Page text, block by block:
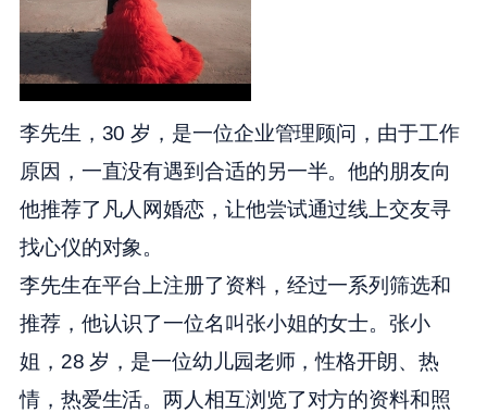
李先生，30 岁，是一位企业管理顾问，由于工作
原因，一直没有遇到合适的另一半。他的朋友向
他推荐了凡人网婚恋，让他尝试通过线上交友寻
找心仪的对象。
李先生在平台上注册了资料，经过一系列筛选和
推荐，他认识了一位名叫张小姐的女士。张小
姐，28 岁，是一位幼儿园老师，性格开朗、热
情，热爱生活。两人相互浏览了对方的资料和照